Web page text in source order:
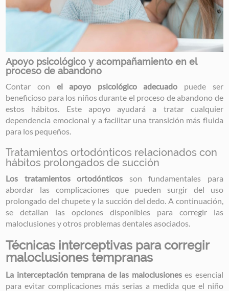
Apoyo psicológico y acompañamiento en el
proceso de abandono
Contar con el apoyo psicológico adecuado puede ser
beneficioso para los niños durante el proceso de abandono de
estos hábitos. Este apoyo ayudará a tratar cualquier
dependencia emocional y a facilitar una transición más fluida
para los pequeños.
Tratamientos ortodónticos relacionados con
hábitos prolongados de succión
Los tratamientos ortodónticos son fundamentales para
abordar las complicaciones que pueden surgir del uso
prolongado del chupete y la succión del dedo. A continuación,
se detallan las opciones disponibles para corregir las
maloclusiones y otros problemas dentales asociados.
Técnicas interceptivas para corregir
maloclusiones tempranas
La interceptación temprana de las maloclusioneses esencial
para evitar complicaciones más serias a medida que el niño